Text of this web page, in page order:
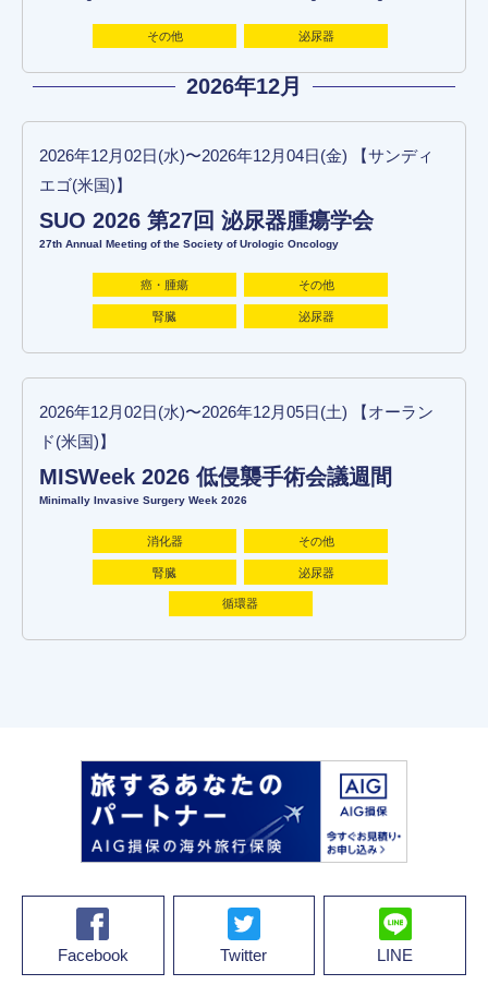
その他 泌尿器
2026年12月
2026年12月02日(水)〜2026年12月04日(金) 【サンディ
エゴ(米国)】
SUO 2026 第27回 泌尿器腫瘍学会
27th Annual Meeting of the Society of Urologic Oncology
癌・腫瘍 その他
腎臓 泌尿器
2026年12月02日(水)〜2026年12月05日(土) 【オーラン
ド(米国)】
MISWeek 2026 低侵襲手術会議週間
Minimally Invasive Surgery Week 2026
消化器 その他
腎臓 泌尿器
循環器
Facebook Twitter LINE